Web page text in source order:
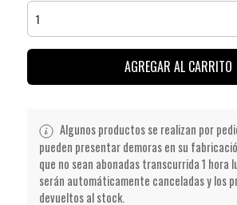
AGREGAR AL CARRITO
Algunos productos se realizan por
pueden presentar demoras en su
que no sean abonadas transcurrida 1 hora
serán automáticamente canceladas y los
devueltos al stock.